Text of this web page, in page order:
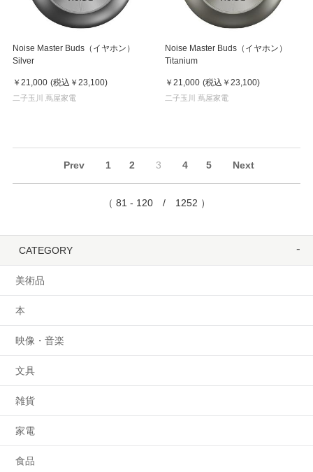
Noise Master Buds（イヤホン）
Silver
￥21,000 (税込 ￥23,100)
二子玉川 蔦屋家電
Noise Master Buds（イヤホン）
Titanium
￥21,000 (税込 ￥23,100)
二子玉川 蔦屋家電
Prev 1 2 3 4 5 Next
（ 81 - 120 / 1252 ）
CATEGORY
美術品
本
映像・音楽
文具
雑貨
家電
食品